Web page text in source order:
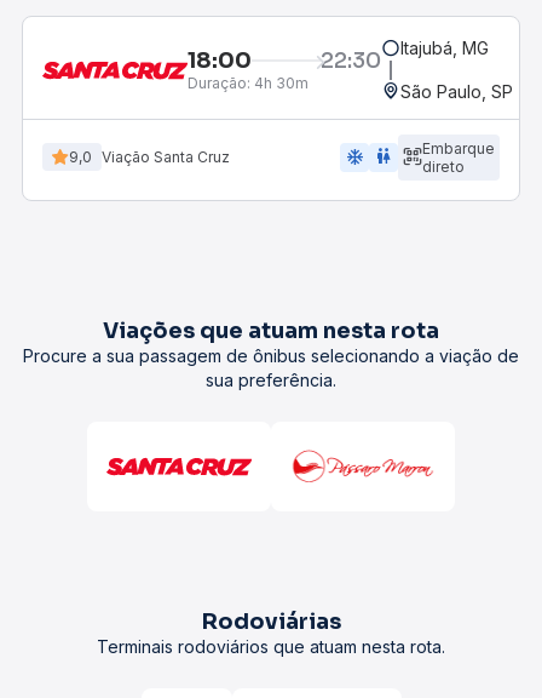
18:00 22:30
Duração: 4h 30m
Itajubá, MG
São Paulo, SP -
9,0 Viação Santa Cruz ac_unit wc
Embarque
direto
Viações que atuam nesta rota
Procure a sua passagem de ônibus selecionando a viação de
sua preferência.
Rodoviárias
Terminais rodoviários que atuam nesta rota.